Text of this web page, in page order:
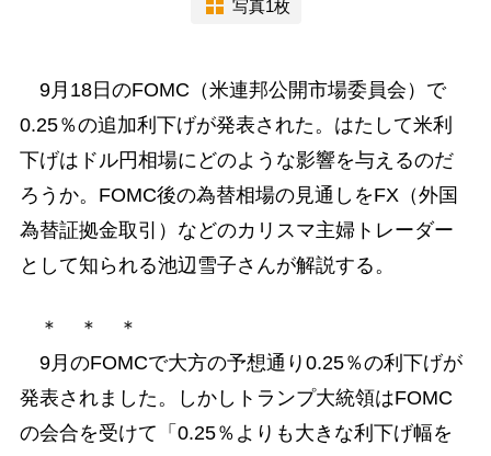
写真1枚
9月18日のFOMC（米連邦公開市場委員会）で
0.25％の追加利下げが発表された。はたして米利
下げはドル円相場にどのような影響を与えるのだ
ろうか。FOMC後の為替相場の見通しをFX（外国
為替証拠金取引）などのカリスマ主婦トレーダー
として知られる池辺雪子さんが解説する。
＊ ＊ ＊
9月のFOMCで大方の予想通り0.25％の利下げが
発表されました。しかしトランプ大統領はFOMC
の会合を受けて「0.25％よりも大きな利下げ幅を